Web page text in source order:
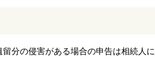
留分の侵害がある場合の申告は相続人